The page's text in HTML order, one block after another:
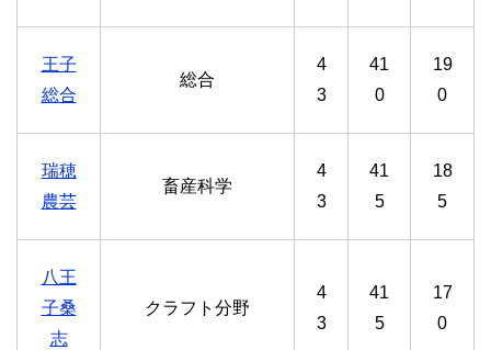
王子
総合
総合
4
3
41
0
19
0
瑞穂
農芸
畜産科学
4
3
41
5
18
5
八王
子桑
志
クラフト分野
4
3
41
5
17
0